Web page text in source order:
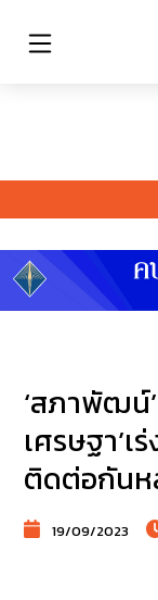
‘สภาพัฒน์
เศรษฐา’
ติดต่อกันห
19/09/2023